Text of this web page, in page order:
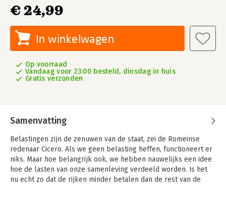
€ 24,99
In winkelwagen
Op voorraad
Vandaag voor 23:00 besteld, dinsdag in huis
Gratis verzonden
Samenvatting
Belastingen zijn de zenuwen van de staat, zei de Romeinse
redenaar Cicero. Als we geen belasting heffen, functioneert er
niks. Maar hoe belangrijk ook, we hebben nauwelijks een idee
hoe de lasten van onze samenleving verdeeld worden. Is het
nu echt zo dat de rijken minder betalen dan de rest van de